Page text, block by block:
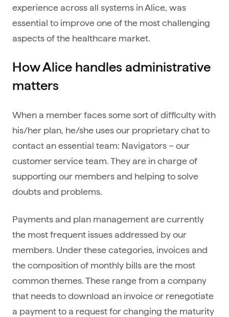
experience across all systems in Alice, was
essential to improve one of the most challenging
aspects of the healthcare market.
How Alice handles administrative
matters
When a member faces some sort of difficulty with
his/her plan, he/she uses our proprietary chat to
contact an essential team: Navigators – our
customer service team. They are in charge of
supporting our members and helping to solve
doubts and problems.
Payments and plan management are currently
the most frequent issues addressed by our
members. Under these categories, invoices and
the composition of monthly bills are the most
common themes. These range from a company
that needs to download an invoice or renegotiate
a payment to a request for changing the maturity